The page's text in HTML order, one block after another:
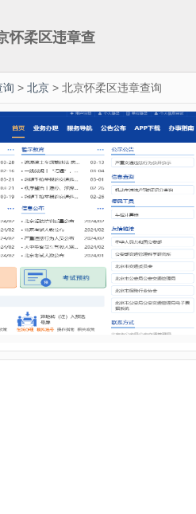
怀柔区违章查
询 > 北京 > 北京怀柔区违章查询